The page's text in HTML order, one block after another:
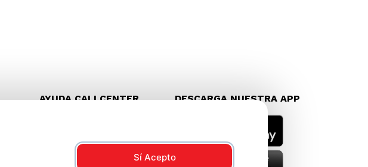
AYUDA CALLCENTER DESCARGA NUESTRA APP
Sí Acepto